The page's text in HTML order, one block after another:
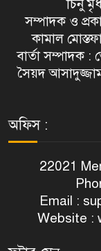
চিনু
সম্পাদক ও
কামাল
বার্তা সম্পাদক
সৈয়দ
অফিস :
22021
Email :
Website :